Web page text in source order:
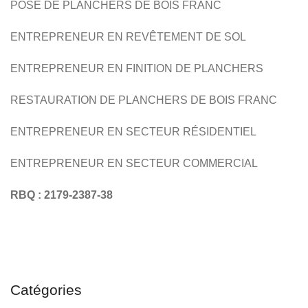
ESCALIERS DE BOIS RÉSIDENTIEL
POSE DE PLANCHERS DE BOIS FRANC
ENTREPRENEUR EN REVÊTEMENT DE SOL
ENTREPRENEUR EN FINITION DE PLANCHERS
RESTAURATION DE PLANCHERS DE BOIS FRANC
ENTREPRENEUR EN SECTEUR RÉSIDENTIEL
ENTREPRENEUR EN SECTEUR COMMERCIAL
RBQ : 2179-2387-38
Catégories